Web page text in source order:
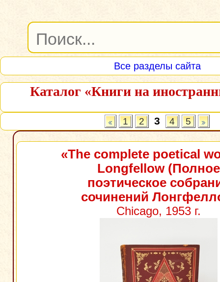
Все разделы сайта
Каталог «Книги на
1 2 3 4 5
«The complete poetical
Longfellow (Полное
поэтическое
сочинений
Chicago, 1953 г.